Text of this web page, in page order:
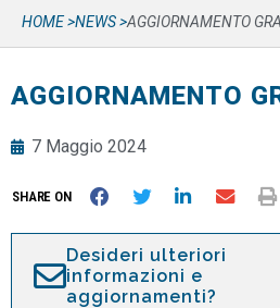
HOME >NEWS >AGGIORNAMENTO
AGGIORNAMENTO
7 Maggio 2024
SHARE ON
Desideri ulteriori
informazioni e
aggiornamenti?